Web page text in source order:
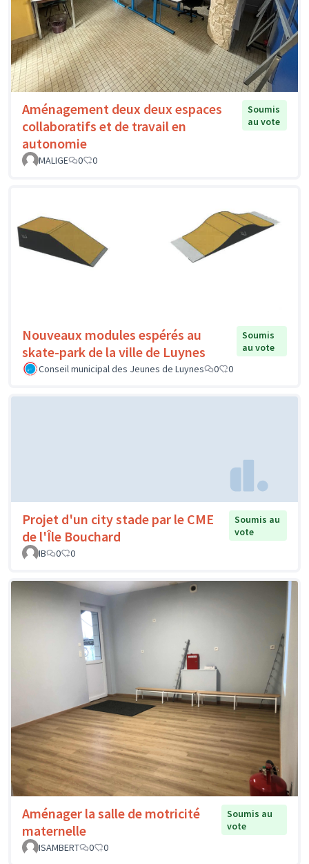
Aménagement deux deux espaces
collaboratifs et de travail en
autonomie
Soumis
au vote
MALIGE 0 0
Nouveaux modules espérés au
skate-park de la ville de Luynes
Soumis
au vote
Conseil municipal des Jeunes de Luynes
0 0
Projet d'un city stade par le CME
de l'Île Bouchard
Soumis au
vote
IB
0 0
Aménager la salle de motricité
maternelle
Soumis au
vote
ISAMBERT
0 0